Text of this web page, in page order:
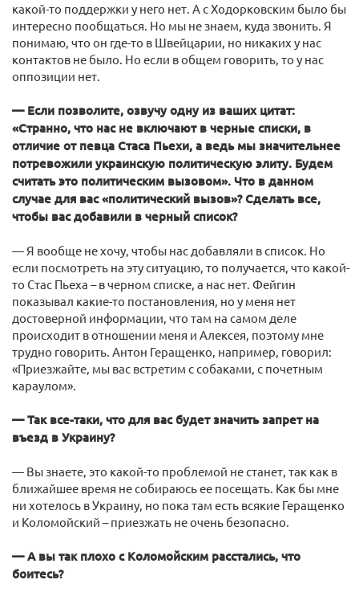
какой-то поддержки у него нет. А с Ходорковским было бы
интересно пообщаться. Но мы не знаем, куда звонить. Я
понимаю, что он где-то в Швейцарии, но никаких у нас
контактов не было. Но если в общем говорить, то у нас
оппозиции нет.
— Если позволите, озвучу одну из ваших цитат:
«Странно, что нас не включают в черные списки, в
отличие от певца Стаса Пьехи, а ведь мы значительнее
потревожили украинскую политическую элиту. Будем
считать это политическим вызовом». Что в данном
случае для вас «политический вызов»? Сделать все,
чтобы вас добавили в черный список?
— Я вообще не хочу, чтобы нас добавляли в список. Но
если посмотреть на эту ситуацию, то получается, что какой-
то Стас Пьеха – в черном списке, а нас нет. Фейгин
показывал какие-то постановления, но у меня нет
достоверной информации, что там на самом деле
происходит в отношении меня и Алексея, поэтому мне
трудно говорить. Антон Геращенко, например, говорил:
«Приезжайте, мы вас встретим с собаками, с почетным
караулом».
— Так все-таки, что для вас будет значить запрет на
въезд в Украину?
— Вы знаете, это какой-то проблемой не станет, так как в
ближайшее время не собираюсь ее посещать. Как бы мне
ни хотелось в Украину, но пока там есть всякие Геращенко
и Коломойский – приезжать не очень безопасно.
— А вы так плохо с Коломойским расстались, что
боитесь?